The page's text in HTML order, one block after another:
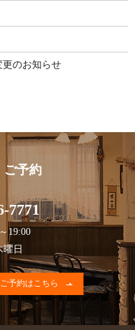
更のお知らせ
ご予約
7771
19:00
日
予約はこちら